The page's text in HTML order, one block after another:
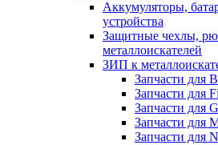
Аккумуляторы,
устройства
Защитные чехлы,
металлоискателей
ЗИП к
Запчасти для
Запчасти для
Запчасти для
Запчасти для
Запчасти для